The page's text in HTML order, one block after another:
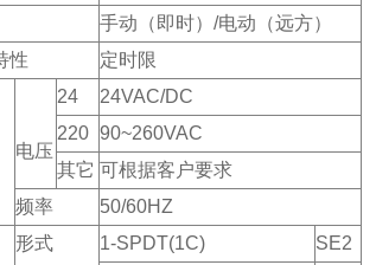
手动（即时）/电动（远方）
性
定时限
电压
24
24VAC/DC
220 90~260VAC
其它 可根据客户要求
频率
50/60HZ
形式 1-SPDT(1C)
SE2